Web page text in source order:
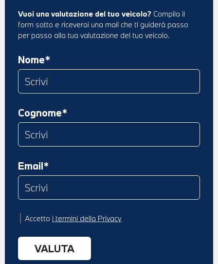
Vuoi una valutazione del tuo veicolo? Compila il
form sotto e riceverai una mail che ti guiderà passo
per passo alla tua valutazione del tuo veicolo.
Nome*
Cognome*
Email*
Accetto i termini della Privacy